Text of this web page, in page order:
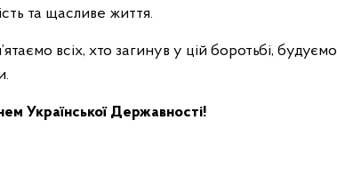
та щасливе життя.
всіх, хто загинув у цій боротьбі, будуємо
Української Державності!